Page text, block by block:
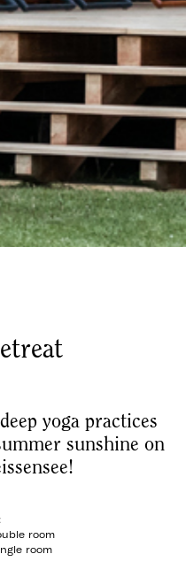
yoga practices
sunshine on
room
room